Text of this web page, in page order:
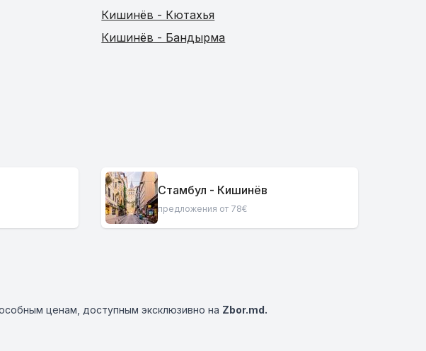
Кишинёв - Кютахья
Кишинёв - Бандырма
Стамбул - Кишинёв
предложения от 78€
ценам, доступным эксклюзивно на Zbor.md.